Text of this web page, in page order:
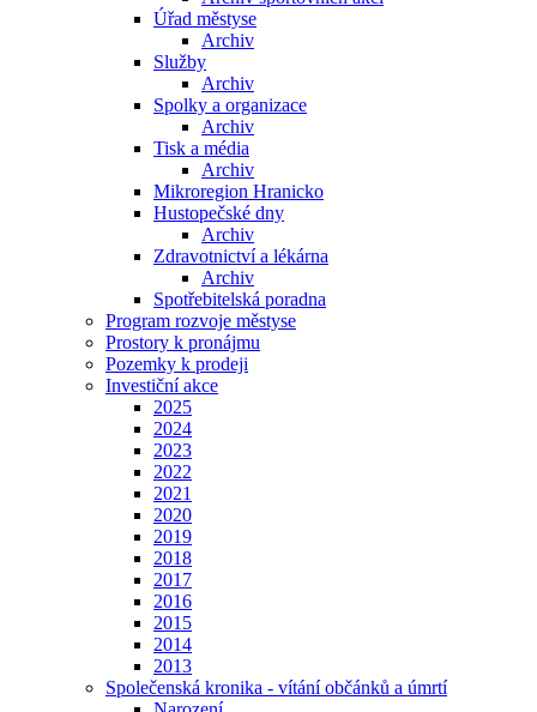
Úřad městyse
Archiv
Služby
Archiv
Spolky a organizace
Archiv
Tisk a média
Archiv
Mikroregion Hranicko
Hustopečské dny
Archiv
Zdravotnictví a lékárna
Archiv
Spotřebitelská poradna
Program rozvoje městyse
Prostory k pronájmu
Pozemky k prodeji
Investiční akce
2025
2024
2023
2022
2021
2020
2019
2018
2017
2016
2015
2014
2013
Společenská kronika - vítání občánků a úmrtí